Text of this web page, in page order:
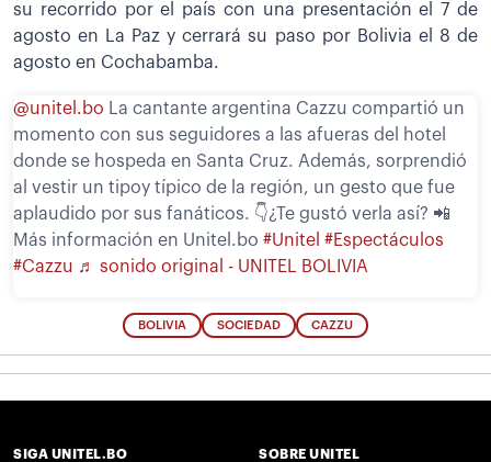
su recorrido por el país con una presentación el 7 de
agosto en La Paz y cerrará su paso por Bolivia el 8 de
agosto en Cochabamba.
@unitel.bo La cantante argentina Cazzu compartió un
momento con sus seguidores a las afueras del hotel
donde se hospeda en Santa Cruz. Además, sorprendió
al vestir un tipoy típico de la región, un gesto que fue
aplaudido por sus fanáticos. 👇¿Te gustó verla así? 📲
Más información en Unitel.bo #Unitel #Espectáculos
#Cazzu ♬ sonido original - UNITEL BOLIVIA
BOLIVIA SOCIEDAD CAZZU
SIGA UNITEL.BO SOBRE UNITEL